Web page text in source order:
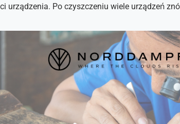
urządzenia. Po czyszczeniu wiele urządzeń